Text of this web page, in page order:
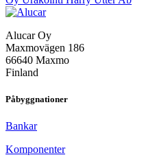
Alucar Oy
Maxmovägen 186
66640 Maxmo
Finland
Påbyggnationer
Bankar
Komponenter